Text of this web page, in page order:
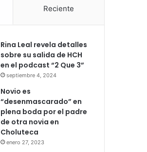
Reciente
Rina Leal revela detalles
sobre su salida de HCH
en el podcast “2 Que 3”
septiembre 4, 2024
Novio es
“desenmascarado” en
plena boda por el padre
de otra novia en
Choluteca
enero 27, 2023